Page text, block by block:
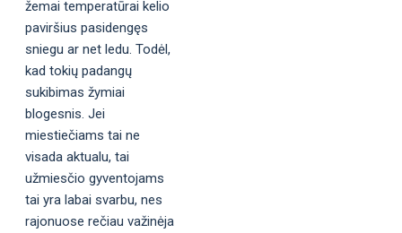
žemai temperatūrai kelio
paviršius pasidengęs
sniegu ar net ledu. Todėl,
kad tokių padangų
sukibimas žymiai
blogesnis. Jei
miestiečiams tai ne
visada aktualu, tai
užmiesčio gyventojams
tai yra labai svarbu, nes
rajonuose rečiau važinėja